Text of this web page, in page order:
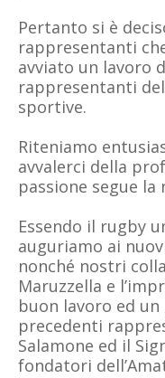
Pertanto si è
rappresentanti
avviato un lavoro
rappresentanti
sportive.
Riteniamo
avvalerci della
passione segue
Essendo il rugby
auguriamo ai
nonché nostri
Maruzzella e
buon lavoro ed
precedenti
Salamone ed il
fondatori